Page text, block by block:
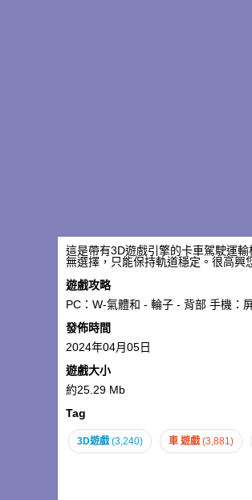
這是帶有3D遊戲引擎的卡車駕駛運
無選擇，只能保持軌道穩定。很高興
遊戲攻略
PC：W-氣體和 - 輪子 - 背部 手機：
發佈時間
2024年04月05日
遊戲大小
約25.29 Mb
Tag
3D遊戲 (3,240) 車 遊戲 (3,881)